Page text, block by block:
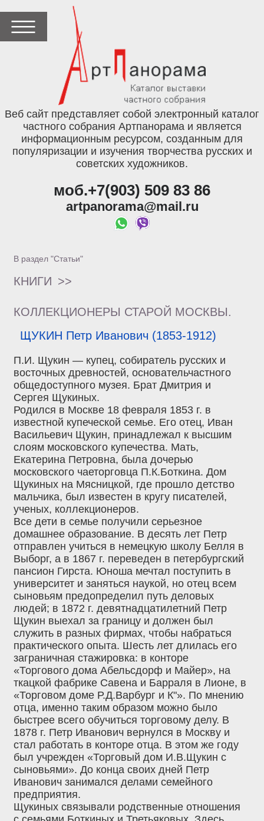
Веб сайт представляет собой электронный каталог
частного собрания Артпанорама и является
информационным ресурсом, созданным для
популяризации и изучения творчества русских и
советских художников.
моб.+7(903) 509 83 86
artpanorama@mail.ru
В раздел "Статьи"
КНИГИ >>
КОЛЛЕКЦИОНЕРЫ СТАРОЙ МОСКВЫ.
ЩУКИН Петр Иванович (1853-1912)
П.И. Щукин — купец, собиратель русских и
восточных древностей, основательчастного
общедоступного музея. Брат Дмитрия и
Сергея Щукиных.
Родился в Москве 18 февраля 1853 г. в
известной купеческой семье. Его отец, Иван
Васильевич Щукин, принадлежал к высшим
слоям московского купечества. Мать,
Екатерина Петровна, была дочерью
московского чаеторговца П.К.Боткина. Дом
Щукиных на Мясницкой, где прошло детство
мальчика, был известен в кругу писателей,
ученых, коллекционеров.
Все дети в семье получили серьезное
домашнее образование. В десять лет Петр
отправлен учиться в немецкую школу Белля в
Выборг, а в 1867 г. переведен в петербургский
пансион Гирста. Юноша мечтал поступить в
университет и заняться наукой, но отец всем
сыновьям предопределил путь деловых
людей; в 1872 г. девятнадцатилетний Петр
Щукин выехал за границу и должен был
служить в разных фирмах, чтобы набраться
практического опыта. Шесть лет длилась его
заграничная стажировка: в конторе
«Торгового дома Абельсдорф и Майер», на
ткацкой фабрике Савена и Барраля в Лионе, в
«Торговом доме Р.Д.Варбург и К"». По мнению
отца, именно таким образом можно было
быстрее всего обучиться торговому делу. В
1878 г. Петр Иванович вернулся в Москву и
стал работать в конторе отца. В этом же году
был учрежден «Торговый дом И.В.Щукин с
сыновьями». До конца своих дней Петр
Иванович занимался делами семейного
предприятия.
Щукиных связывали родственные отношения